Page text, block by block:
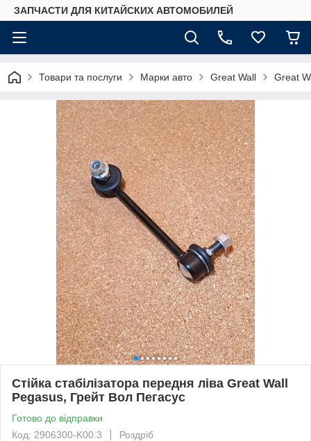
ЗАПЧАСТИ ДЛЯ КИТАЙСКИХ АВТОМОБИЛЕЙ
Товари та послуги Марки авто Great Wall Great
Стійка стабілізатора передня ліва Great Wall
Pegasus, Грейт Вол Пегасус
Готово до відправки
Код: 2906300-K00.3
Роздріб